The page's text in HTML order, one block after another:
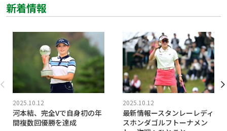
新着情報
2025.10.12
河本結、完全Vで自身初の年
間複数回優勝を達成
2025.10.12
最新情報ースタンレーレディ
スホンダゴルフトーナメン